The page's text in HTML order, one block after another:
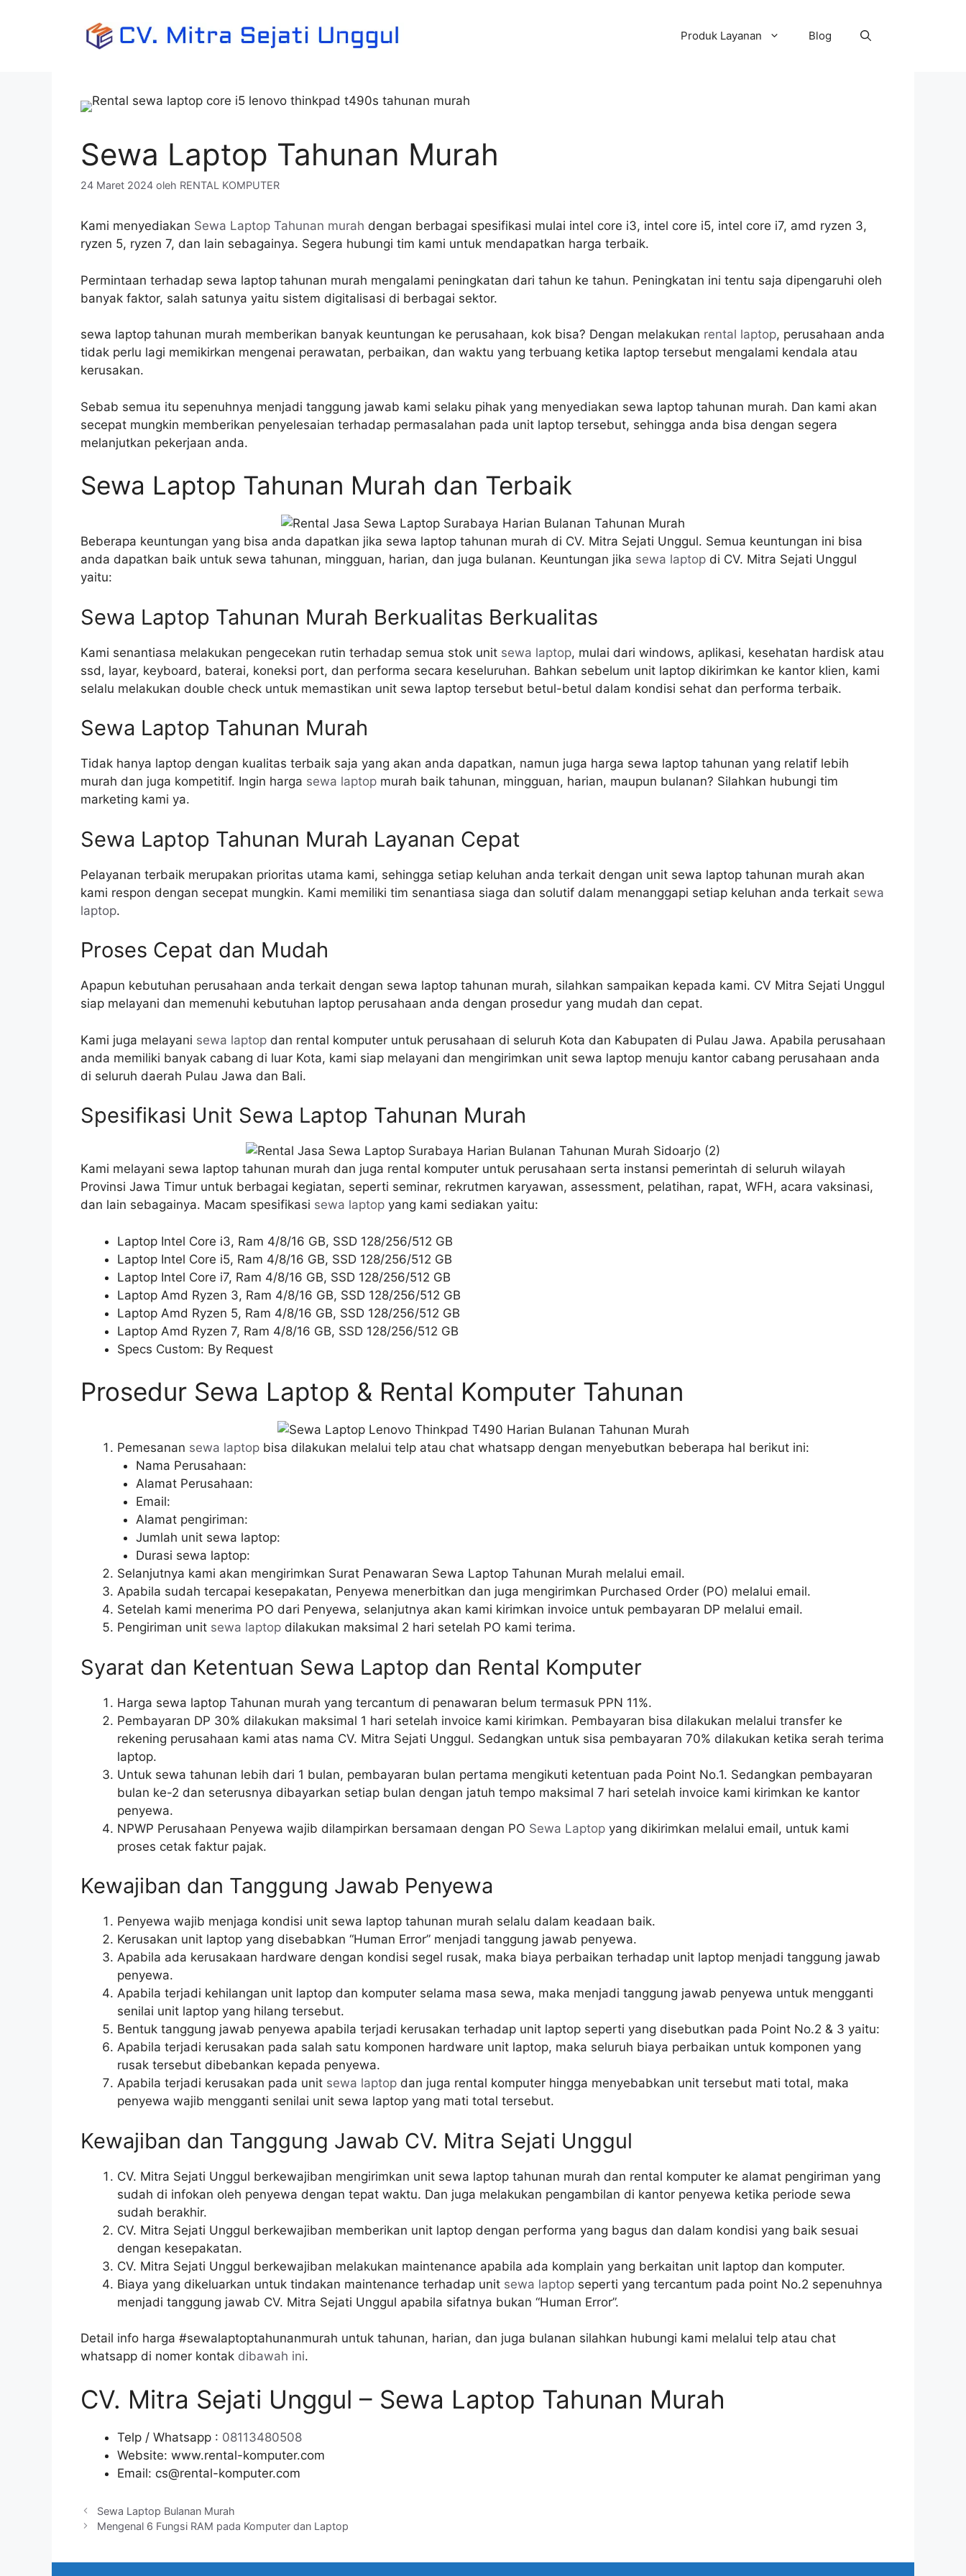
Produk Layanan Blog
Sewa Laptop Tahunan Murah
24 Maret 2024 oleh RENTAL KOMPUTER
Kami menyediakan Sewa Laptop Tahunan murah dengan berbagai spesifikasi mulai intel core i3, intel core i5, intel core i7, amd ryzen 3,
ryzen 5, ryzen 7, dan lain sebagainya. Segera hubungi tim kami untuk mendapatkan harga terbaik.
Permintaan terhadap sewa laptop tahunan murah mengalami peningkatan dari tahun ke tahun. Peningkatan ini tentu saja dipengaruhi oleh
banyak faktor, salah satunya yaitu sistem digitalisasi di berbagai sektor.
sewa laptop tahunan murah memberikan banyak keuntungan ke perusahaan, kok bisa? Dengan melakukan rental laptop, perusahaan anda
tidak perlu lagi memikirkan mengenai perawatan, perbaikan, dan waktu yang terbuang ketika laptop tersebut mengalami kendala atau
kerusakan.
Sebab semua itu sepenuhnya menjadi tanggung jawab kami selaku pihak yang menyediakan sewa laptop tahunan murah. Dan kami akan
secepat mungkin memberikan penyelesaian terhadap permasalahan pada unit laptop tersebut, sehingga anda bisa dengan segera
melanjutkan pekerjaan anda.
Sewa Laptop Tahunan Murah dan Terbaik
Beberapa keuntungan yang bisa anda dapatkan jika sewa laptop tahunan murah di CV. Mitra Sejati Unggul. Semua keuntungan ini bisa
anda dapatkan baik untuk sewa tahunan, mingguan, harian, dan juga bulanan. Keuntungan jika sewa laptop di CV. Mitra Sejati Unggul
yaitu:
Sewa Laptop Tahunan Murah Berkualitas Berkualitas
Kami senantiasa melakukan pengecekan rutin terhadap semua stok unit sewa laptop, mulai dari windows, aplikasi, kesehatan hardisk atau
ssd, layar, keyboard, baterai, koneksi port, dan performa secara keseluruhan. Bahkan sebelum unit laptop dikirimkan ke kantor klien, kami
selalu melakukan double check untuk memastikan unit sewa laptop tersebut betul-betul dalam kondisi sehat dan performa terbaik.
Sewa Laptop Tahunan Murah
Tidak hanya laptop dengan kualitas terbaik saja yang akan anda dapatkan, namun juga harga sewa laptop tahunan yang relatif lebih
murah dan juga kompetitif. Ingin harga sewa laptop murah baik tahunan, mingguan, harian, maupun bulanan? Silahkan hubungi tim
marketing kami ya.
Sewa Laptop Tahunan Murah Layanan Cepat
Pelayanan terbaik merupakan prioritas utama kami, sehingga setiap keluhan anda terkait dengan unit sewa laptop tahunan murah akan
kami respon dengan secepat mungkin. Kami memiliki tim senantiasa siaga dan solutif dalam menanggapi setiap keluhan anda terkait sewa
laptop.
Proses Cepat dan Mudah
Apapun kebutuhan perusahaan anda terkait dengan sewa laptop tahunan murah, silahkan sampaikan kepada kami. CV Mitra Sejati Unggul
siap melayani dan memenuhi kebutuhan laptop perusahaan anda dengan prosedur yang mudah dan cepat.
Kami juga melayani sewa laptop dan rental komputer untuk perusahaan di seluruh Kota dan Kabupaten di Pulau Jawa. Apabila perusahaan
anda memiliki banyak cabang di luar Kota, kami siap melayani dan mengirimkan unit sewa laptop menuju kantor cabang perusahaan anda
di seluruh daerah Pulau Jawa dan Bali.
Spesifikasi Unit Sewa Laptop Tahunan Murah
Kami melayani sewa laptop tahunan murah dan juga rental komputer untuk perusahaan serta instansi pemerintah di seluruh wilayah
Provinsi Jawa Timur untuk berbagai kegiatan, seperti seminar, rekrutmen karyawan, assessment, pelatihan, rapat, WFH, acara vaksinasi,
dan lain sebagainya. Macam spesifikasi sewa laptop yang kami sediakan yaitu:
Laptop Intel Core i3, Ram 4/8/16 GB, SSD 128/256/512 GB
Laptop Intel Core i5, Ram 4/8/16 GB, SSD 128/256/512 GB
Laptop Intel Core i7, Ram 4/8/16 GB, SSD 128/256/512 GB
Laptop Amd Ryzen 3, Ram 4/8/16 GB, SSD 128/256/512 GB
Laptop Amd Ryzen 5, Ram 4/8/16 GB, SSD 128/256/512 GB
Laptop Amd Ryzen 7, Ram 4/8/16 GB, SSD 128/256/512 GB
Specs Custom: By Request
Prosedur Sewa Laptop & Rental Komputer Tahunan
Pemesanan sewa laptop bisa dilakukan melalui telp atau chat whatsapp dengan menyebutkan beberapa hal berikut ini:
Nama Perusahaan:
Alamat Perusahaan:
Email:
Alamat pengiriman:
Jumlah unit sewa laptop:
Durasi sewa laptop:
Selanjutnya kami akan mengirimkan Surat Penawaran Sewa Laptop Tahunan Murah melalui email.
Apabila sudah tercapai kesepakatan, Penyewa menerbitkan dan juga mengirimkan Purchased Order (PO) melalui email.
Setelah kami menerima PO dari Penyewa, selanjutnya akan kami kirimkan invoice untuk pembayaran DP melalui email.
Pengiriman unit sewa laptop dilakukan maksimal 2 hari setelah PO kami terima.
Syarat dan Ketentuan Sewa Laptop dan Rental Komputer
Harga sewa laptop Tahunan murah yang tercantum di penawaran belum termasuk PPN 11%.
Pembayaran DP 30% dilakukan maksimal 1 hari setelah invoice kami kirimkan. Pembayaran bisa dilakukan melalui transfer ke
rekening perusahaan kami atas nama CV. Mitra Sejati Unggul. Sedangkan untuk sisa pembayaran 70% dilakukan ketika serah terima
laptop.
Untuk sewa tahunan lebih dari 1 bulan, pembayaran bulan pertama mengikuti ketentuan pada Point No.1. Sedangkan pembayaran
bulan ke-2 dan seterusnya dibayarkan setiap bulan dengan jatuh tempo maksimal 7 hari setelah invoice kami kirimkan ke kantor
penyewa.
NPWP Perusahaan Penyewa wajib dilampirkan bersamaan dengan PO Sewa Laptop yang dikirimkan melalui email, untuk kami
proses cetak faktur pajak.
Kewajiban dan Tanggung Jawab Penyewa
Penyewa wajib menjaga kondisi unit sewa laptop tahunan murah selalu dalam keadaan baik.
Kerusakan unit laptop yang disebabkan “Human Error” menjadi tanggung jawab penyewa.
Apabila ada kerusakaan hardware dengan kondisi segel rusak, maka biaya perbaikan terhadap unit laptop menjadi tanggung jawab
penyewa.
Apabila terjadi kehilangan unit laptop dan komputer selama masa sewa, maka menjadi tanggung jawab penyewa untuk mengganti
senilai unit laptop yang hilang tersebut.
Bentuk tanggung jawab penyewa apabila terjadi kerusakan terhadap unit laptop seperti yang disebutkan pada Point No.2 & 3 yaitu:
Apabila terjadi kerusakan pada salah satu komponen hardware unit laptop, maka seluruh biaya perbaikan untuk komponen yang
rusak tersebut dibebankan kepada penyewa.
Apabila terjadi kerusakan pada unit sewa laptop dan juga rental komputer hingga menyebabkan unit tersebut mati total, maka
penyewa wajib mengganti senilai unit sewa laptop yang mati total tersebut.
Kewajiban dan Tanggung Jawab CV. Mitra Sejati Unggul
CV. Mitra Sejati Unggul berkewajiban mengirimkan unit sewa laptop tahunan murah dan rental komputer ke alamat pengiriman yang
sudah di infokan oleh penyewa dengan tepat waktu. Dan juga melakukan pengambilan di kantor penyewa ketika periode sewa
sudah berakhir.
CV. Mitra Sejati Unggul berkewajiban memberikan unit laptop dengan performa yang bagus dan dalam kondisi yang baik sesuai
dengan kesepakatan.
CV. Mitra Sejati Unggul berkewajiban melakukan maintenance apabila ada komplain yang berkaitan unit laptop dan komputer.
Biaya yang dikeluarkan untuk tindakan maintenance terhadap unit sewa laptop seperti yang tercantum pada point No.2 sepenuhnya
menjadi tanggung jawab CV. Mitra Sejati Unggul apabila sifatnya bukan “Human Error”.
Detail info harga #sewalaptoptahunanmurah untuk tahunan, harian, dan juga bulanan silahkan hubungi kami melalui telp atau chat
whatsapp di nomer kontak dibawah ini.
CV. Mitra Sejati Unggul – Sewa Laptop Tahunan Murah
Telp / Whatsapp : 08113480508
Website: www.rental-komputer.com
Email: cs@rental-komputer.com
Sewa Laptop Bulanan Murah
Mengenal 6 Fungsi RAM pada Komputer dan Laptop